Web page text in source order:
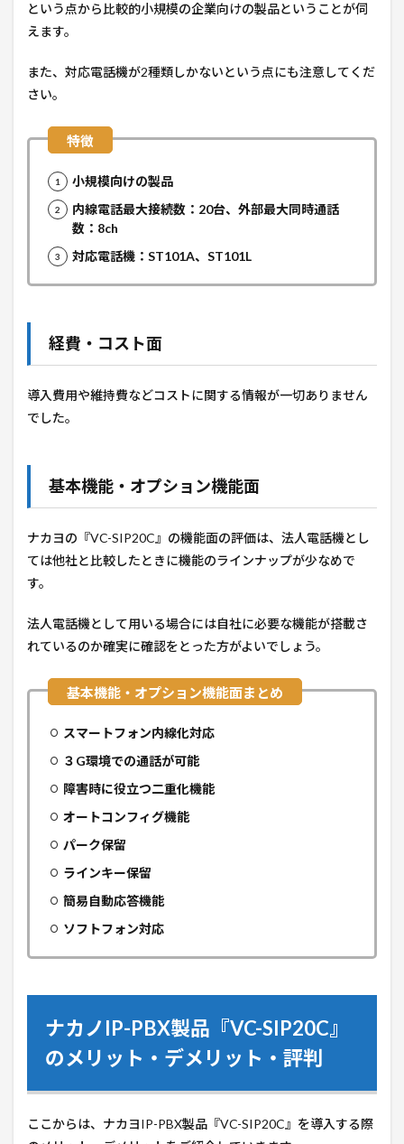
という点から比較的小規模の企業向けの製品ということが伺
えます。
また、対応電話機が2種類しかないという点にも注意してくだ
さい。
小規模向けの製品
内線電話最大接続数：20台、外部最大同時通話
数：8ch
対応電話機：ST101A、ST101L
経費・コスト面
導入費用や維持費などコストに関する情報が一切ありません
でした。
基本機能・オプション機能面
ナカヨの『VC-SIP20C 』の機能面の評価は、法人電話機とし
ては他社と比較したときに機能のラインナップが少なめで
す。
法人電話機として用いる場合には自社に必要な機能が搭載さ
れているのか確実に確認をとった方がよいでしょう。
スマートフォン内線化対応
３G環境での通話が可能
障害時に役立つ二重化機能
オートコンフィグ機能
パーク保留
ラインキー保留
簡易自動応答機能
ソフトフォン対応
ナカノIP-PBX製品『VC-SIP20C』
のメリット・デメリット・評判
ここからは、ナカヨIP-PBX製品『VC-SIP20C 』を導入する際